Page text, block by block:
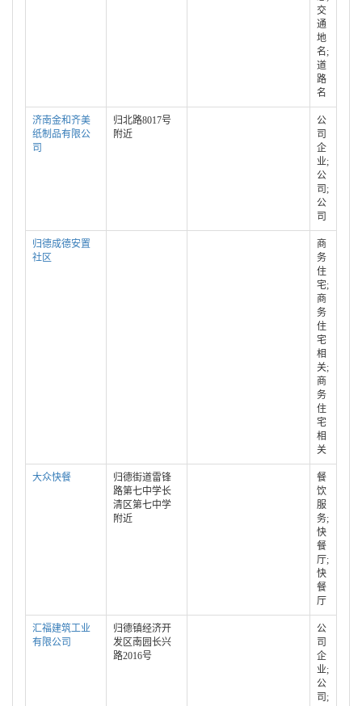
交
通
地
名;
道
路
名
济南金和齐美
纸制品有限公
司
归北路8017号
附近
公
司
企
业;
公
司;
公
司
归德成德安置
社区
商
务
住
宅;
商
务
住
宅
相
关;
商
务
住
宅
相
关
大众快餐
归德街道雷锋
路第七中学长
清区第七中学
附近
餐
饮
服
务;
快
餐
厅;
快
餐
厅
汇福建筑工业
有限公司
归德镇经济开
发区南园长兴
路2016号
公
司
企
业;
公
司;